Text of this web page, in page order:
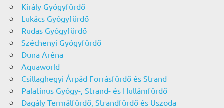
Király Gyógyfürdő
Lukács Gyógyfürdő
Rudas Gyógyfürdő
Széchenyi Gyógyfürdő
Duna Aréna
Aquaworld
Csillaghegyi Árpád Forrásfürdő és Strand
Palatinus Gyógy-, Strand- és Hullámfürdő
Dagály Termálfürdő, Strandfürdő és Uszoda